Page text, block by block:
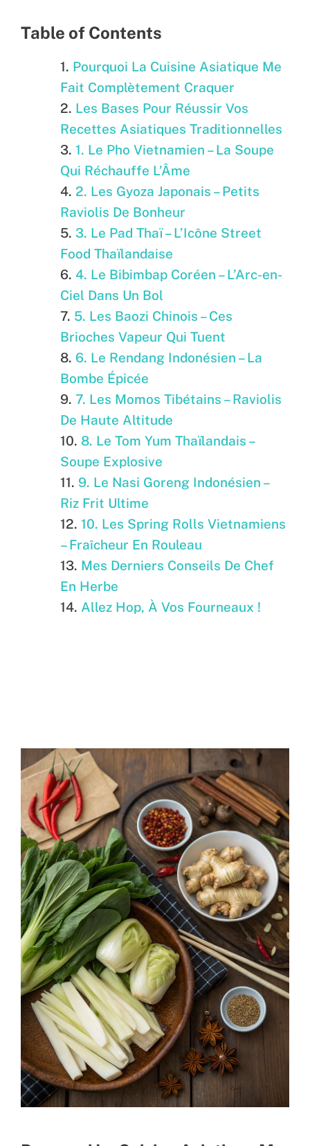
Table of Contents
Pourquoi La Cuisine Asiatique Me
Fait Complètement Craquer
Les Bases Pour Réussir Vos
Recettes Asiatiques Traditionnelles
1. Le Pho Vietnamien – La Soupe
Qui Réchauffe L’Âme
2. Les Gyoza Japonais – Petits
Raviolis De Bonheur
3. Le Pad Thaï – L’Icône Street
Food Thaïlandaise
4. Le Bibimbap Coréen – L’Arc-en-
Ciel Dans Un Bol
5. Les Baozi Chinois – Ces
Brioches Vapeur Qui Tuent
6. Le Rendang Indonésien – La
Bombe Épicée
7. Les Momos Tibétains – Raviolis
De Haute Altitude
8. Le Tom Yum Thaïlandais –
Soupe Explosive
9. Le Nasi Goreng Indonésien –
Riz Frit Ultime
10. Les Spring Rolls Vietnamiens
– Fraîcheur En Rouleau
Mes Derniers Conseils De Chef
En Herbe
Allez Hop, À Vos Fourneaux !